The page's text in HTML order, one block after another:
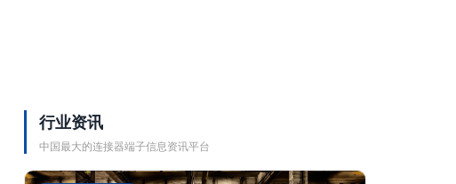
行业资讯
中国最大的连接器端子信息资讯平台